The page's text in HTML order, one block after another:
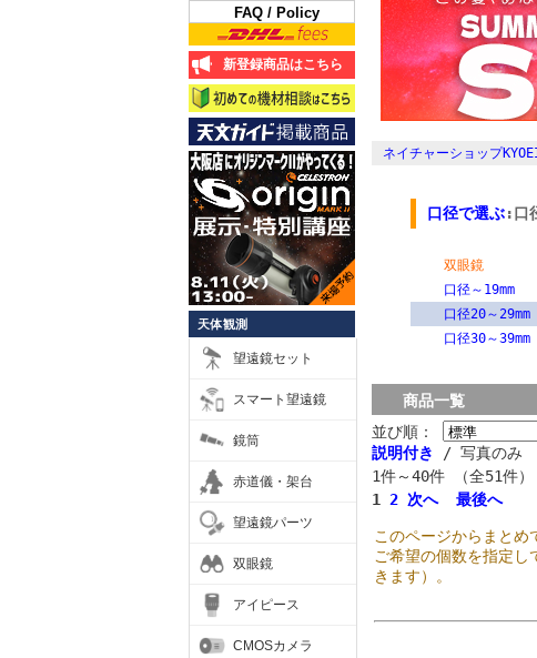
FAQ / Policy
新登録商品はこちら
天体観測
望遠鏡セット
スマート望遠鏡
鏡筒
赤道儀・架台
望遠鏡パーツ
双眼鏡
アイピース
CMOSカメラ
ネイチャーショップ
口径で選ぶ:口
双眼鏡
口径～19mm
口径20～29mm
口径30～39mm
商品一覧
並び順：
説明付き / 写真のみ
1件～40件 （全51件
1
2 次へ 最後へ
このページからまとめ
ご希望の個数を指定
きます）。